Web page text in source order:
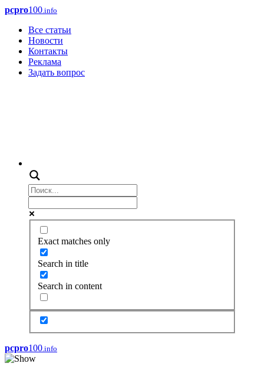
pcpro100.info
Все статьи
Новости
Контакты
Реклама
Задать вопрос
Exact matches only
Search in title
Search in content
pcpro100.info